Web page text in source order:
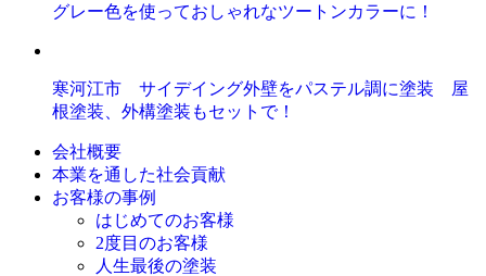
グレー色を使っておしゃれなツートンカラーに！
寒河江市 サイデイング外壁をパステル調に塗装 屋
根塗装、外構塗装もセットで！
会社概要
本業を通した社会貢献
お客様の事例
はじめてのお客様
2度目のお客様
人生最後の塗装